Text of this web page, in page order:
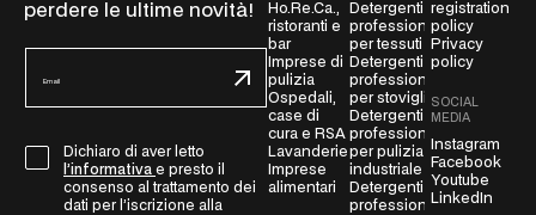
perdere le ultime novità!
a
Dichiaro di aver letto
l’informativa e presto il
consenso al trattamento dei
dati per l’iscrizione alla
Ho.Re.Ca.,
ristoranti e
bar
Imprese di
pulizia
Ospedali,
case di
cura e RSA
Lavanderie
Imprese
alimentari
Detergenti
professionali
per tessuti
Detergenti
professionali
per stoviglie
Detergenti
professionali
per pulizia
industriale
Detergenti
professionali
registration
policy
Privacy
policy
SOCIAL
MEDIA
Instagram
Facebook
Youtube
LinkedIn